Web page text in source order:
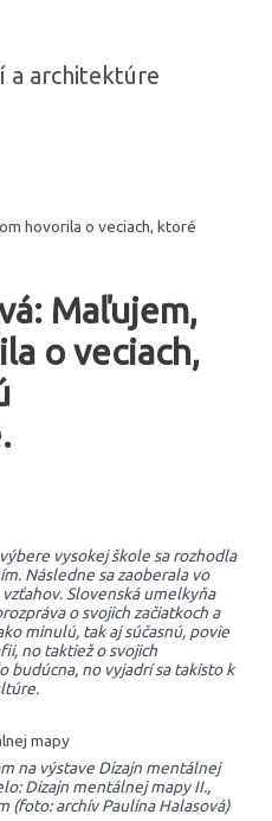
a architektúre
hovorila o veciach, ktoré
Maľujem,
o veciach,
vysokej škole sa rozhodla
Následne sa zaoberala vo
Slovenská umelkyňa
o svojich začiatkoch a
minulú, tak aj súčasnú, povie
no taktiež o svojich
budúcna, no vyjadrí sa takisto k
na výstave Dizajn mentálnej
Dizajn mentálnej mapy II.,
(foto: archív Paulína Halasová)